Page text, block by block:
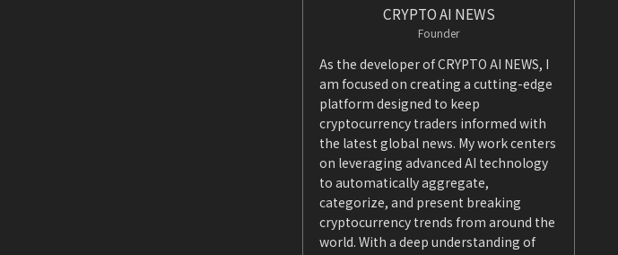
CRYPTO AI NEWS
Founder
As the developer of CRYPTO AI NEWS, I
am focused on creating a cutting-edge
platform designed to keep
cryptocurrency traders informed with
the latest global news. My work centers
on leveraging advanced AI technology
to automatically aggregate,
categorize, and present breaking
cryptocurrency trends from around the
world. With a deep understanding of